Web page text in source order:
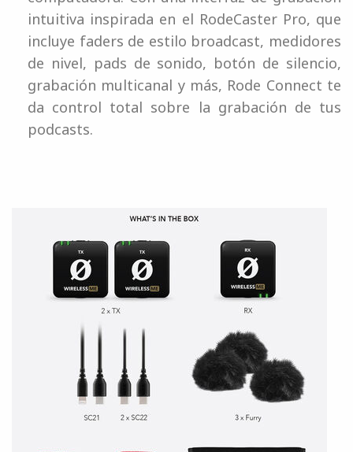
intuitiva inspirada en el RodeCaster Pro, que
incluye faders de estilo broadcast, medidores
de nivel, pads de sonido, botón de silencio,
grabación multicanal y más, Rode Connect te
da control total sobre la grabación de tus
podcasts.